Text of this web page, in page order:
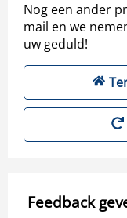
Nog een ander
mail en we
uw geduld!
Feedback